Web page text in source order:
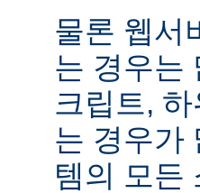
물론 웹서
는 경우는
크립트,
는 경우가
템의 모든